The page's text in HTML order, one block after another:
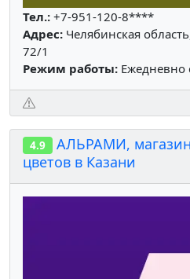
Тел.: +7-951-120-8****
Адрес: Челябинская
72/1
Режим работы: Ежедневно
4.9
АЛЬРАМИ,
цветов в Казани